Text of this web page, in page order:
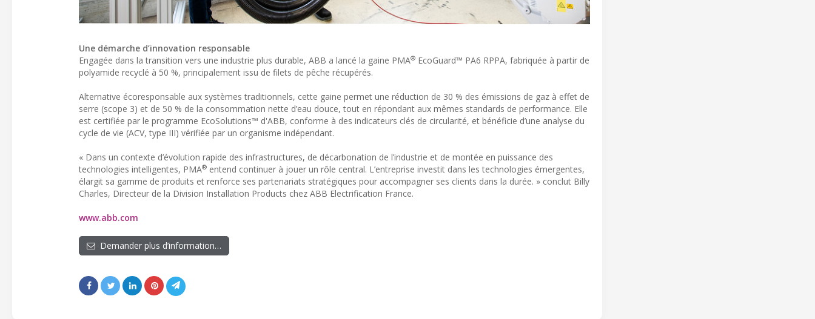
Une démarche d’innovation responsable
Engagée dans la transition vers une industrie plus durable, ABB a lancé la gaine PMA® EcoGuard™ PA6 RPPA, fabriquée à partir de
polyamide recyclé à 50 %, principalement issu de filets de pêche récupérés.
Alternative écoresponsable aux systèmes traditionnels, cette gaine permet une réduction de 30 % des émissions de gaz à effet de
serre (scope 3) et de 50 % de la consommation nette d’eau douce, tout en répondant aux mêmes standards de performance. Elle
est certifiée par le programme EcoSolutions™ d'ABB, conforme à des indicateurs clés de circularité, et bénéficie d’une analyse du
cycle de vie (ACV, type III) vérifiée par un organisme indépendant.
« Dans un contexte d’évolution rapide des infrastructures, de décarbonation de l’industrie et de montée en puissance des
technologies intelligentes, PMA® entend continuer à jouer un rôle central. L’entreprise investit dans les technologies émergentes,
élargit sa gamme de produits et renforce ses partenariats stratégiques pour accompagner ses clients dans la durée. » conclut Billy
Charles, Directeur de la Division Installation Products chez ABB Electrification France.
www.abb.com
Demander plus d’information…